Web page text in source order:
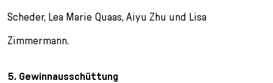
Scheder, Lea Marie Quaas, Aiyu Zhu und Lisa
Zimmermann.
5. Gewinnausschüttung